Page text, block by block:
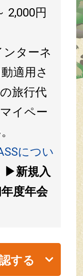
2,000円
ンターネ
適用さ
旅行代
イペー
につい
▶新規入
度年会
する